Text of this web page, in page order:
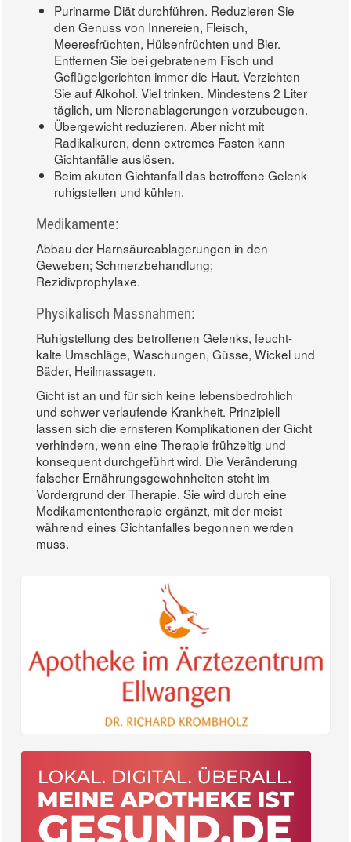
Purinarme Diät durchführen. Reduzieren Sie
den Genuss von Innereien, Fleisch,
Meeresfrüchten, Hülsenfrüchten und Bier.
Entfernen Sie bei gebratenem Fisch und
Geflügelgerichten immer die Haut. Verzichten
Sie auf Alkohol. Viel trinken. Mindestens 2 Liter
täglich, um Nierenablagerungen vorzubeugen.
Übergewicht reduzieren. Aber nicht mit
Radikalkuren, denn extremes Fasten kann
Gichtanfälle auslösen.
Beim akuten Gichtanfall das betroffene Gelenk
ruhigstellen und kühlen.
Medikamente:
Abbau der Harnsäureablagerungen in den
Geweben; Schmerzbehandlung;
Rezidivprophylaxe.
Physikalisch Massnahmen:
Ruhigstellung des betroffenen Gelenks, feucht-
kalte Umschläge, Waschungen, Güsse, Wickel und
Bäder, Heilmassagen.
Gicht ist an und für sich keine lebensbedrohlich
und schwer verlaufende Krankheit. Prinzipiell
lassen sich die ernsteren Komplikationen der Gicht
verhindern, wenn eine Therapie frühzeitig und
konsequent durchgeführt wird. Die Veränderung
falscher Ernährungsgewohnheiten steht im
Vordergrund der Therapie. Sie wird durch eine
Medikamententherapie ergänzt, mit der meist
während eines Gichtanfalles begonnen werden
muss.